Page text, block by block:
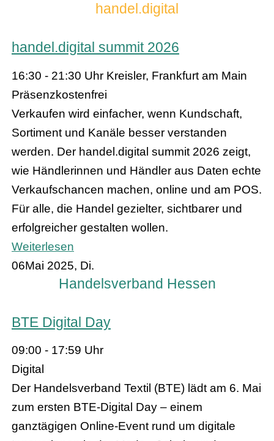
handel.digital
handel.digital summit 2026
16:30 - 21:30 Uhr Kreisler, Frankfurt am Main
Präsenzkostenfrei
Verkaufen wird einfacher, wenn Kundschaft,
Sortiment und Kanäle besser verstanden
werden. Der handel.digital summit 2026 zeigt,
wie Händlerinnen und Händler aus Daten echte
Verkaufschancen machen, online und am POS.
Für alle, die Handel gezielter, sichtbarer und
erfolgreicher gestalten wollen.
Weiterlesen
06Mai 2025, Di.
Handelsverband Hessen
BTE Digital Day
09:00 - 17:59 Uhr
Digital
Der Handelsverband Textil (BTE) lädt am 6. Mai
zum ersten BTE-Digital Day – einem
ganztägigen Online-Event rund um digitale